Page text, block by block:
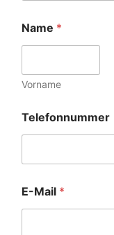
Name *
Vorname
Telefonnummer
E-Mail *